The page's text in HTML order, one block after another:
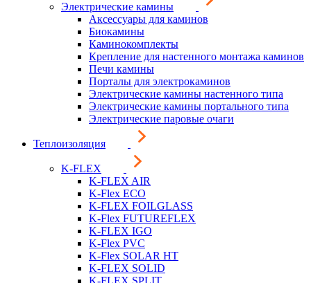
Электрические камины
Аксессуары для каминов
Биокамины
Каминокомплекты
Крепление для настенного монтажа каминов
Печи камины
Порталы для электрокаминов
Электрические камины настенного типа
Электрические камины портального типа
Электрические паровые очаги
Теплоизоляция
K-FLEX
K-FLEX AIR
K-Flex ECO
K-FLEX FOILGLASS
K-Flex FUTUREFLEX
K-FLEX IGO
K-Flex PVC
K-Flex SOLAR HT
K-FLEX SOLID
K-FLEX SPLIT